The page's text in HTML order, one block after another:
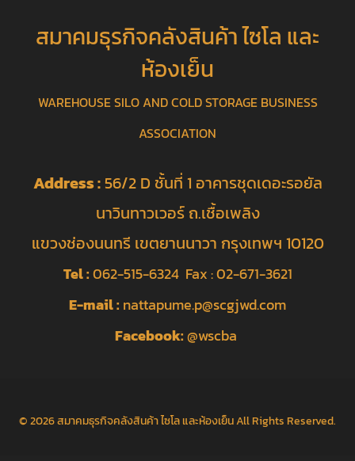
สมาคมธุรกิจคลังสินค้า ไซโล และ
ห้องเย็น
WAREHOUSE SILO AND COLD STORAGE BUSINESS
ASSOCIATION
Address :56/2 D ชั้นที่ 1 อาคารชุดเดอะรอยัล
นาวินทาวเวอร์ ถ.เชื้อเพลิง
แขวงช่องนนทรี เขตยานนาวา กรุงเทพฯ 10120
Tel :062-515-6324 Fax : 02-671-3621
E-mail : nattapume.p@scgjwd.com
Facebook:@wscba
© 2026สมาคมธุรกิจคลังสินค้า ไซโล และห้องเย็นAll Rights Reserved.